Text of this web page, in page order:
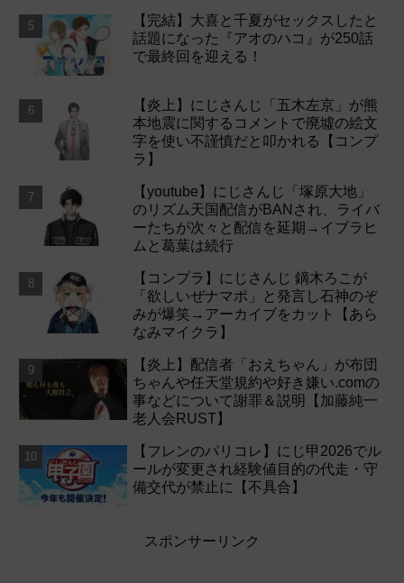
【完結】大喜と千夏がセックスしたと
話題になった『アオのハコ』が250話
で最終回を迎える！
【炎上】にじさんじ「五木左京」が熊
本地震に関するコメントで廃墟の絵文
字を使い不謹慎だと叩かれる【コンプ
ラ】
【youtube】にじさんじ「塚原大地」
のリズム天国配信がBANされ、ライバ
ーたちが次々と配信を延期→イブラヒ
ムと葛葉は続行
【コンプラ】にじさんじ 鏑木ろこが
「欲しいぜナマポ」と発言し石神のぞ
みが爆笑→アーカイブをカット【あら
なみマイクラ】
【炎上】配信者「おえちゃん」が布団
ちゃんや任天堂規約や好き嫌い.comの
事などについて謝罪＆説明【加藤純一
老人会RUST】
【フレンのパリコレ】にじ甲2026でル
ールが変更され経験値目的の代走・守
備交代が禁止に【不具合】
スポンサーリンク